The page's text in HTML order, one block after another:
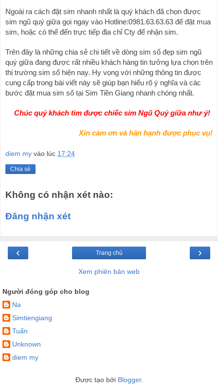
Ngoài ra cách đặt sim nhanh nhất là quý khách đã chọn được
sim ngũ quý giữa gọi ngay vào Hotline:0981.63.63.63 để đặt mua
sim, hoặc có thể đến trực tiếp địa chỉ Cty để nhận sim.
Trên đây là những chia sẻ chi tiết về dòng sim số đẹp sim ngũ
quý giữa đang được rất nhiều khách hàng tin tưởng lựa chọn trên
thị trường sim số hiện nay. Hy vọng với những thông tin được
cung cấp trong bài viết này sẽ giúp bạn hiểu rõ ý nghĩa và các
bước đặt mua sim số tại Sim Tiền Giang nhanh chóng nhất.
Chúc quý khách tìm được chiếc sim Ngũ Quý giữa như ý!
Xin cám ơn và hân hạnh được phục vụ!
diem my vào lúc 17:24
Chia sẻ
Không có nhận xét nào:
Đăng nhận xét
‹ ›
Trang chủ
Xem phiên bản web
Người đóng góp cho blog
Na
Simtiengiang
Tuấn
Unknown
diem my
Được tạo bởi Blogger.